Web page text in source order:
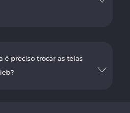
é preciso trocar as telas